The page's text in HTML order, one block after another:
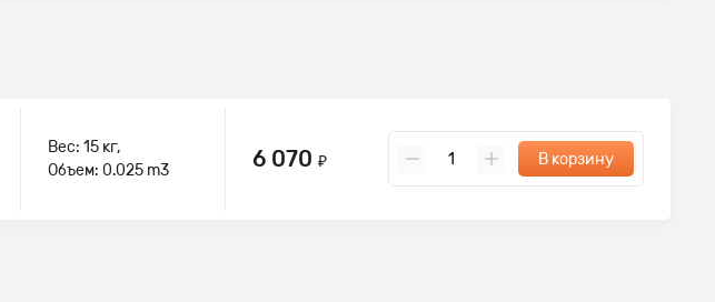
Вес: 15 кг,
Объем: 0.025 m3
6 070 ₽ В корзину